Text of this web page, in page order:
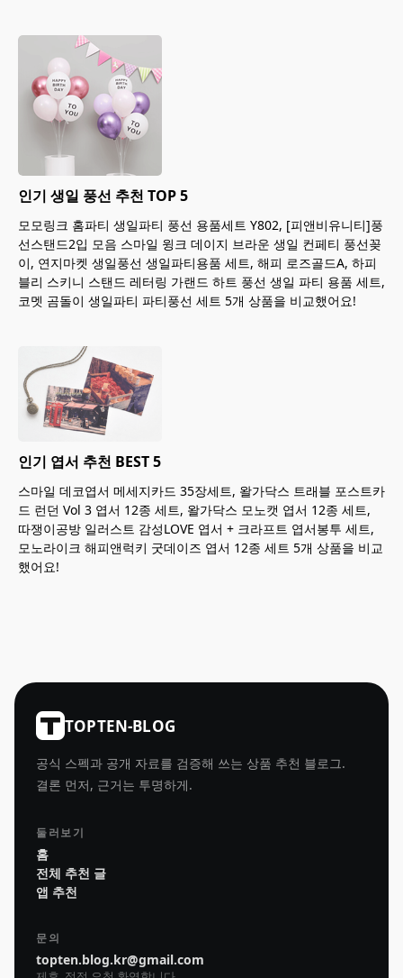
인기 생일 풍선 추천 TOP 5
모모링크 홈파티 생일파티 풍선 용품세트 Y802, [피앤비유니티]풍
선스탠드2입 모음 스마일 윙크 데이지 브라운 생일 컨페티 풍선꽂
이, 연지마켓 생일풍선 생일파티용품 세트, 해피 로즈골드A, 하피
블리 스키니 스탠드 레터링 가랜드 하트 풍선 생일 파티 용품 세트,
코멧 곰돌이 생일파티 파티풍선 세트 5개 상품을 비교했어요!
인기 엽서 추천 BEST 5
스마일 데코엽서 메세지카드 35장세트, 왈가닥스 트래블 포스트카
드 런던 Vol 3 엽서 12종 세트, 왈가닥스 모노캣 엽서 12종 세트,
따쟁이공방 일러스트 감성LOVE 엽서 + 크라프트 엽서봉투 세트,
모노라이크 해피앤럭키 굿데이즈 엽서 12종 세트 5개 상품을 비교
했어요!
TOPTEN-BLOG
공식 스펙과 공개 자료를 검증해 쓰는 상품 추천 블로그.
결론 먼저, 근거는 투명하게.
둘러보기
홈
전체 추천 글
앱 추천
문의
topten.blog.kr@gmail.com